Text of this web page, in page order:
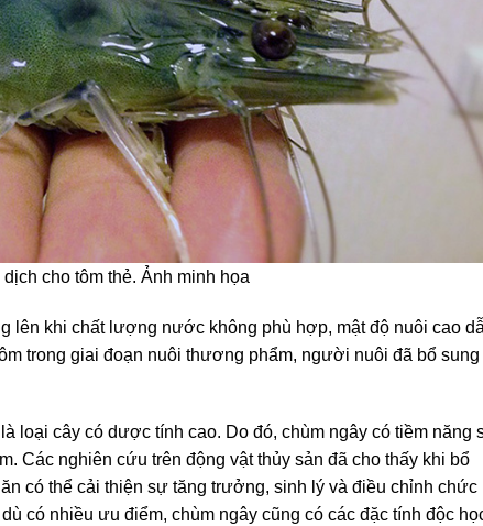
cho tôm thẻ. Ảnh minh họa
lên khi chất lượng nước không phù hợp, mật độ nuôi cao
trong giai đoạn nuôi thương phẩm, người nuôi đã bổ sung
loại cây có dược tính cao. Do đó, chùm ngây có tiềm năng
Các nghiên cứu trên động vật thủy sản đã cho thấy khi bổ
có thể cải thiện sự tăng trưởng, sinh lý và điều chỉnh chức
có nhiều ưu điểm, chùm ngây cũng có các đặc tính độc